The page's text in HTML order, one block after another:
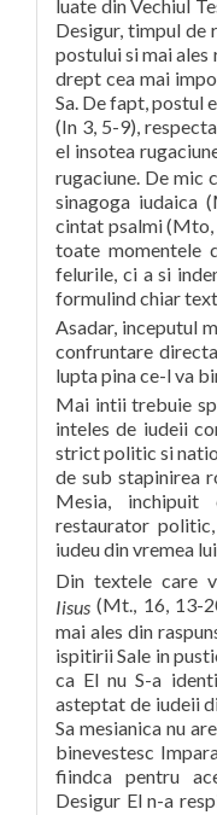
luate din Vechiul
Desigur, timpul de
postului si mai ales
drept cea mai
Sa. De fapt, postul
(In 3, 5-9),
el insotea
rugaciune. De mic
sinagoga iudaica
cintat psalmi (Mto,
toate momentele
felurile, ci a si
formulind chiar
Asadar, inceputul
confruntare
luptapina ce-l va
Mai intii trebuie
inteles de iudeii
strict politic si
de sub stapinirea
Mesia,
restaurator
iudeu din vremea lui
Din textele care
Iisus(Mt., 16, 13-
mai ales din
ispitirii Sale in
ca El nu S-a
asteptat de iudeii
Sa mesianica nu
binevestesc
fiindca pentru
Desigur El n-a